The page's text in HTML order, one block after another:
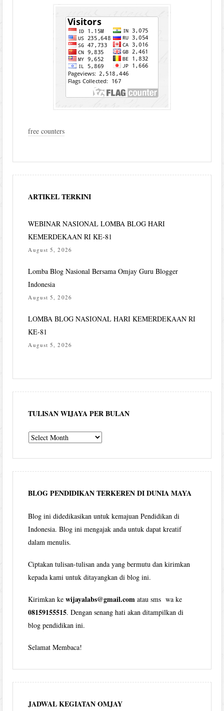
free counters
ARTIKEL TERKINI
WEBINAR NASIONAL LOMBA BLOG HARI
KEMERDEKAAN RI KE-81
August 5, 2026
Lomba Blog Nasional Bersama Omjay Guru Blogger
Indonesia
August 5, 2026
LOMBA BLOG NASIONAL HARI KEMERDEKAAN RI
KE-81
August 5, 2026
TULISAN WIJAYA PER BULAN
Tulisan
per
bulan
BLOG PENDIDIKAN TERKEREN DI DUNIA MAYA
Blog ini didedikasikan untuk kemajuan Pendidikan di
Indonesia. Blog ini mengajak anda untuk dapat kreatif
dalam menulis.
Ciptakan tulisan-tulisan anda yang bermutu dan kirimkan
kepada kami untuk ditayangkan di blog ini.
Kirimkan kewijayalabs@gmail.com atau sms wa ke
08159155515. Dengan senang hati akan ditampilkan di
blog pendidikan ini.
Selamat Membaca!
JADWAL KEGIATAN OMJAY